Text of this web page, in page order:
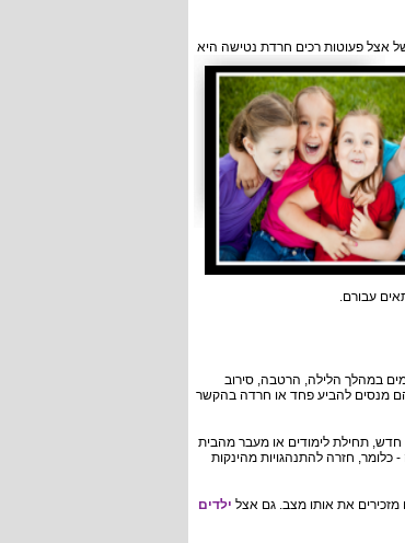
אצל פעוטות רכים חרדת נטישה היא
עבורם.
במהלך הלילה, הרטבה, סירוב
מנסים להביע פחד או חרדה בהקשר
חדש, תחילת לימודים או מעבר מהבית
- כלומר, חזרה להתנהגויות מהינקות
מזכירים את אותו מצב. גם אצל ילדים